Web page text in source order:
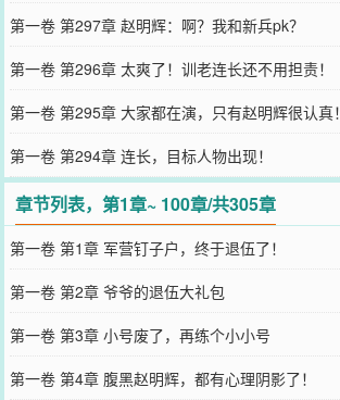
第一卷 第297章 赵明辉：啊？我和新兵pk？
第一卷 第296章 太爽了！训老连长还不用担责！
第一卷 第295章 大家都在演，只有赵明辉很认真！
第一卷 第294章 连长，目标人物出现！
章节列表，第1章~ 100章/共305章
第一卷 第1章 军营钉子户，终于退伍了！
第一卷 第2章 爷爷的退伍大礼包
第一卷 第3章 小号废了，再练个小小号
第一卷 第4章 腹黑赵明辉，都有心理阴影了！